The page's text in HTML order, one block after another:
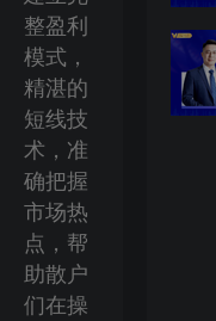
整盈利
模式，
精湛的
短线技
术，准
确把握
市场热
点，帮
助散户
们在操